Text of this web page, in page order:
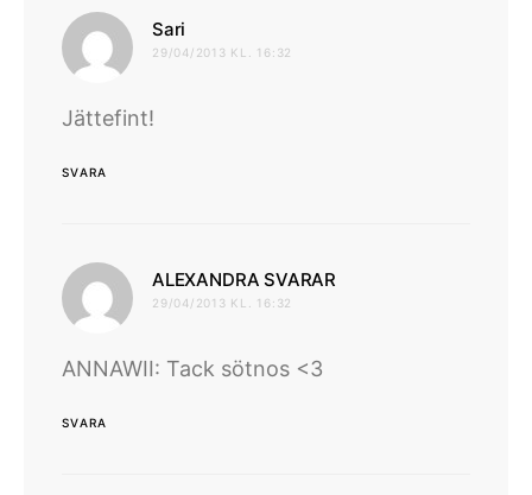
Sari
29/04/2013 KL. 16:32
Jättefint!
SVARA
ALEXANDRA SVARAR
29/04/2013 KL. 16:32
ANNAWII: Tack sötnos <3
SVARA